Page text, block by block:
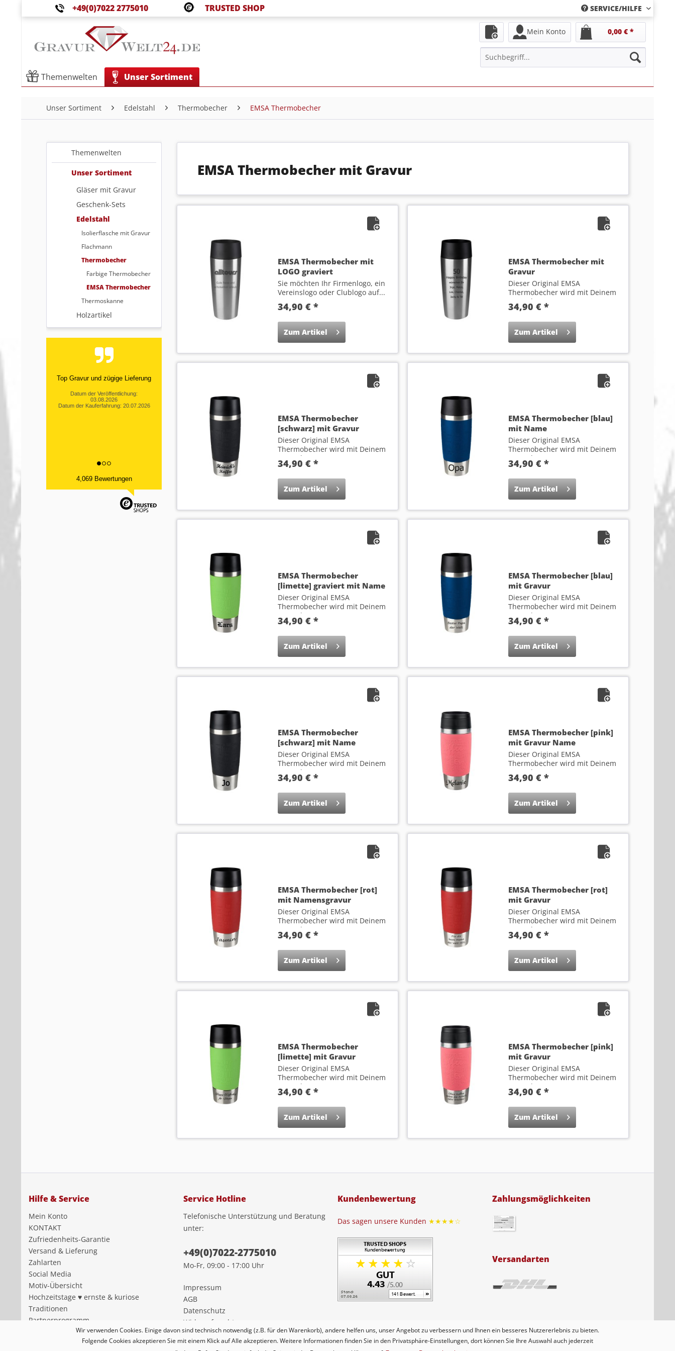
+49(0)7022 2775010 TRUSTED SHOP SERVICE/HILFE
Mein Konto 0,00 € *
Themenwelten Unser Sortiment
Unser Sortiment Edelstahl Thermobecher EMSA Thermobecher
Themenwelten
Unser Sortiment
Gläser mit Gravur
Geschenk-Sets
Edelstahl
Isolierflasche mit Gravur
Flachmann
Thermobecher
Farbige Thermobecher
EMSA Thermobecher
Thermoskanne
Holzartikel
Top Gravur und zügige Lieferung
Datum der Veröffentlichung:
03.08.2026
Datum der Kauferfahrung: 20.07.2026
4,069 Bewertungen
EMSA Thermobecher mit Gravur
EMSA Thermobecher mit
LOGO graviert
Sie möchten Ihr Firmenlogo, ein
Vereinslogo oder Clublogo auf...
34,90 € *
Zum Artikel
EMSA Thermobecher mit
Gravur
Dieser Original EMSA
Thermobecher wird mit Deinem
Wunsch-Text...
34,90 € *
Zum Artikel
EMSA Thermobecher
[schwarz] mit Gravur
Dieser Original EMSA
Thermobecher wird mit Deinem
Wunsch-Text...
34,90 € *
Zum Artikel
EMSA Thermobecher [blau]
mit Name
Dieser Original EMSA
Thermobecher wird mit Deinem
Wunsch-Namen...
34,90 € *
Zum Artikel
EMSA Thermobecher
[limette] graviert mit Name
Dieser Original EMSA
Thermobecher wird mit Deinem
Wunsch-Namen...
34,90 € *
Zum Artikel
EMSA Thermobecher [blau]
mit Gravur
Dieser Original EMSA
Thermobecher wird mit Deinem
Wunsch-Text...
34,90 € *
Zum Artikel
EMSA Thermobecher
[schwarz] mit Name
Dieser Original EMSA
Thermobecher wird mit Deinem
Wunsch-Namen...
34,90 € *
Zum Artikel
EMSA Thermobecher [pink]
mit Gravur Name
Dieser Original EMSA
Thermobecher wird mit Deinem
Wunsch-Namen...
34,90 € *
Zum Artikel
EMSA Thermobecher [rot]
mit Namensgravur
Dieser Original EMSA
Thermobecher wird mit Deinem
Wunsch-Namen...
34,90 € *
Zum Artikel
EMSA Thermobecher [rot]
mit Gravur
Dieser Original EMSA
Thermobecher wird mit Deinem
Wunsch-Text...
34,90 € *
Zum Artikel
EMSA Thermobecher
[limette] mit Gravur
Dieser Original EMSA
Thermobecher wird mit Deinem
Wunsch-Text...
34,90 € *
Zum Artikel
EMSA Thermobecher [pink]
mit Gravur
Dieser Original EMSA
Thermobecher wird mit Deinem
Wunsch-Text...
34,90 € *
Zum Artikel
Hilfe & Service
Mein Konto
KONTAKT
Zufriedenheits-Garantie
Versand & Lieferung
Zahlarten
Social Media
Motiv-Übersicht
Hochzeitstage ♥ ernste & kuriose
Traditionen
Partnerprogramm
Gutscheine & Rabatte
Service Hotline
Telefonische Unterstützung und Beratung
unter:
+49(0)7022-2775010
Mo-Fr, 09:00 - 17:00 Uhr
Impressum
AGB
Datenschutz
Widerrufsrecht
Kundenbewertung
Das sagen unsere Kunden ★★★★☆
Zahlungsmöglichkeiten
Versandarten
Wir verwenden Cookies. Einige davon sind technisch notwendig (z.B. für den Warenkorb), andere helfen uns, unser Angebot zu verbessern und Ihnen ein besseres Nutzererlebnis zu bieten.
Folgende Cookies akzeptieren Sie mit einem Klick auf Alle akzeptieren. Weitere Informationen finden Sie in den Privatsphäre-Einstellungen, dort können Sie Ihre Auswahl auch jederzeit